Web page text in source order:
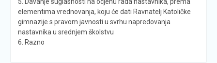
elementima vrednovanja, koju će dati Ravnatelj Katoličke
gimnazije s pravom javnosti u svrhu napredovanja
nastavnika u srednjem školstvu
6. Razno